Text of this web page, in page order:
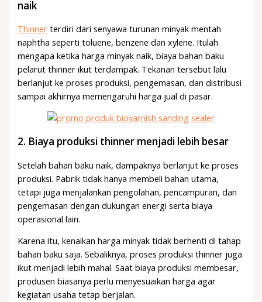
naik
Thinner terdiri dari senyawa turunan minyak mentah
naphtha seperti toluene, benzene dan xylene. Itulah
mengapa ketika harga minyak naik, biaya bahan baku
pelarut thinner ikut terdampak. Tekanan tersebut lalu
berlanjut ke proses produksi, pengemasan, dan distribusi
sampai akhirnya memengaruhi harga jual di pasar.
2. Biaya produksi thinner menjadi lebih besar
Setelah bahan baku naik, dampaknya berlanjut ke proses
produksi. Pabrik tidak hanya membeli bahan utama,
tetapi juga menjalankan pengolahan, pencampuran, dan
pengemasan dengan dukungan energi serta biaya
operasional lain.
Karena itu, kenaikan harga minyak tidak berhenti di tahap
bahan baku saja. Sebaliknya, proses produksi thinner juga
ikut menjadi lebih mahal. Saat biaya produksi membesar,
produsen biasanya perlu menyesuaikan harga agar
kegiatan usaha tetap berjalan.